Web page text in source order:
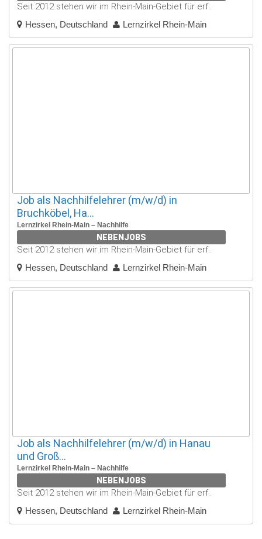
Seit 2012 stehen wir im Rhein-Main-Gebiet für erf..
Hessen, Deutschland Lernzirkel Rhein-Main
Job als Nachhilfelehrer (m/w/d) in
Bruchköbel, Ha...
Lernzirkel Rhein-Main – Nachhilfe
NEBENJOBS
Seit 2012 stehen wir im Rhein-Main-Gebiet für erf..
Hessen, Deutschland Lernzirkel Rhein-Main
Job als Nachhilfelehrer (m/w/d) in Hanau
und Groß...
Lernzirkel Rhein-Main – Nachhilfe
NEBENJOBS
Seit 2012 stehen wir im Rhein-Main-Gebiet für erf..
Hessen, Deutschland Lernzirkel Rhein-Main